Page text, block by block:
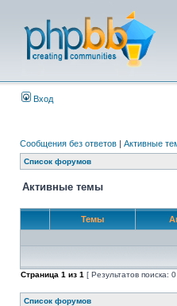
Вход
Сообщения без ответов | Активные
Список форумов
Активные темы
Темы
Страница 1 из 1 [ Результатов поиска: 0
Список форумов